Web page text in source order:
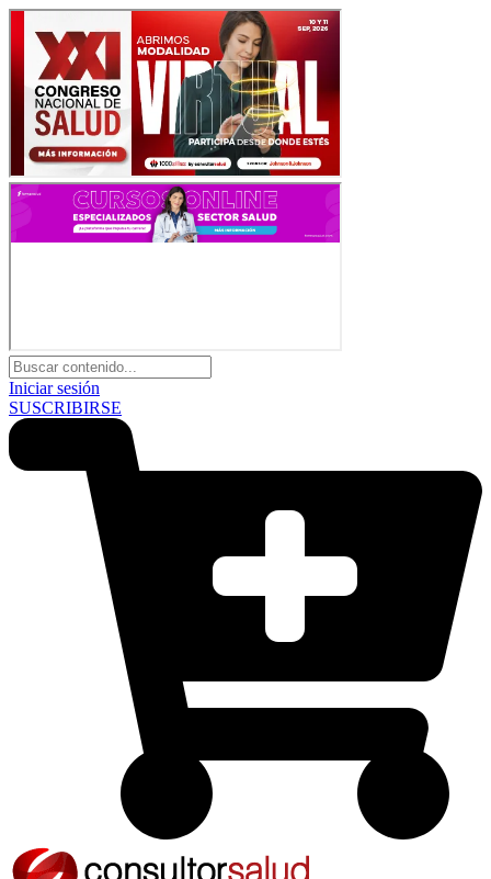
Iniciar sesión
SUSCRIBIRSE